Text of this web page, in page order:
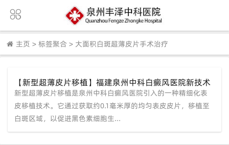
主页 > 标签聚合 > 大面积白斑超薄皮片手术治疗
【新型超薄皮片移植】福建泉州中科白癜风医院新技术
推广，攻克顽固白斑
新型超薄皮片移植是泉州中科白癜风医院引入的一种精细化表
皮移植技术。它通过获取约0.1毫米厚的均匀表皮皮片，移植至
白斑区域，以促进黑色素细胞生...